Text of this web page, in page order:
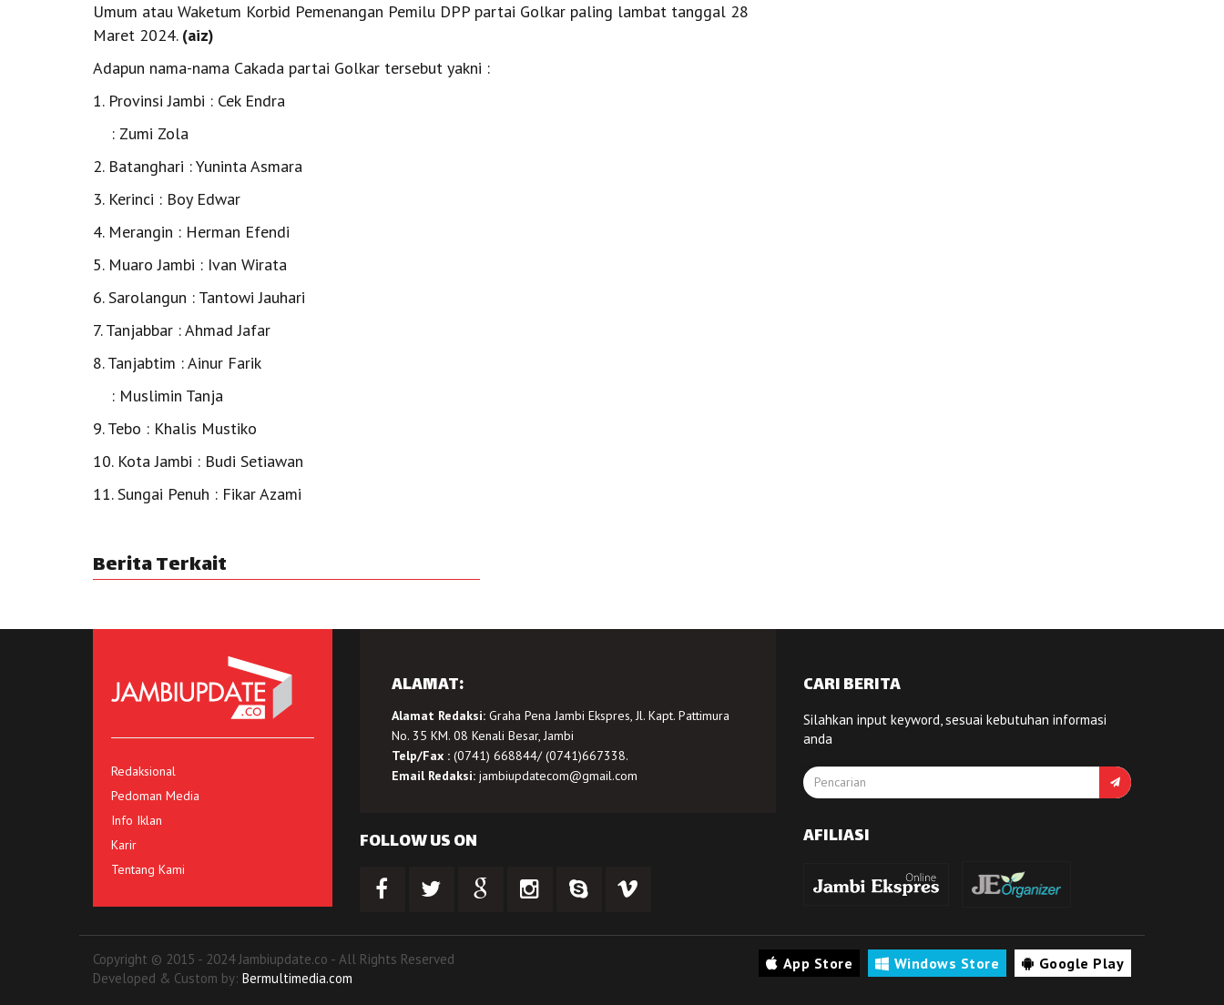
Umum atau Waketum Korbid Pemenangan Pemilu DPP partai Golkar paling lambat tanggal 28
Maret 2024. (aiz)
Adapun nama-nama Cakada partai Golkar tersebut yakni :
1. Provinsi Jambi : Cek Endra
: Zumi Zola
2. Batanghari : Yuninta Asmara
3. Kerinci : Boy Edwar
4. Merangin : Herman Efendi
5. Muaro Jambi : Ivan Wirata
6. Sarolangun : Tantowi Jauhari
7. Tanjabbar : Ahmad Jafar
8. Tanjabtim : Ainur Farik
: Muslimin Tanja
9. Tebo : Khalis Mustiko
10. Kota Jambi : Budi Setiawan
11. Sungai Penuh : Fikar Azami
Berita Terkait
Redaksional
Pedoman Media
Info Iklan
Karir
Tentang Kami
ALAMAT:
Alamat Redaksi:Graha Pena Jambi Ekspres, Jl. Kapt. Pattimura
No. 35 KM. 08 Kenali Besar, Jambi
Telp/Fax :(0741) 668844/ (0741)667338.
Email Redaksi: jambiupdatecom@gmail.com
FOLLOW US ON
CARI BERITA
Silahkan input keyword, sesuai kebutuhan informasi
anda
AFILIASI
Copyright © 2015 - 2024 Jambiupdate.co - All Rights Reserved
Developed & Custom by: Bermultimedia.com
App Store Windows Store Google Play